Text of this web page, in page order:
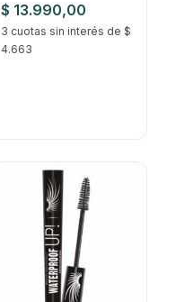
$ 13.990,00
3 cuotas sin interés de $
4.663